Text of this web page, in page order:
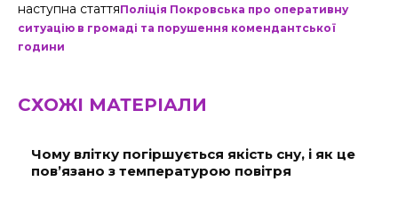
наступна статтяПоліція Покровська про оперативну
ситуацію в громаді та порушення комендантської
години
СХОЖІ МАТЕРІАЛИ
Чому влітку погіршується якість сну, і як це
пов’язано з температурою повітря